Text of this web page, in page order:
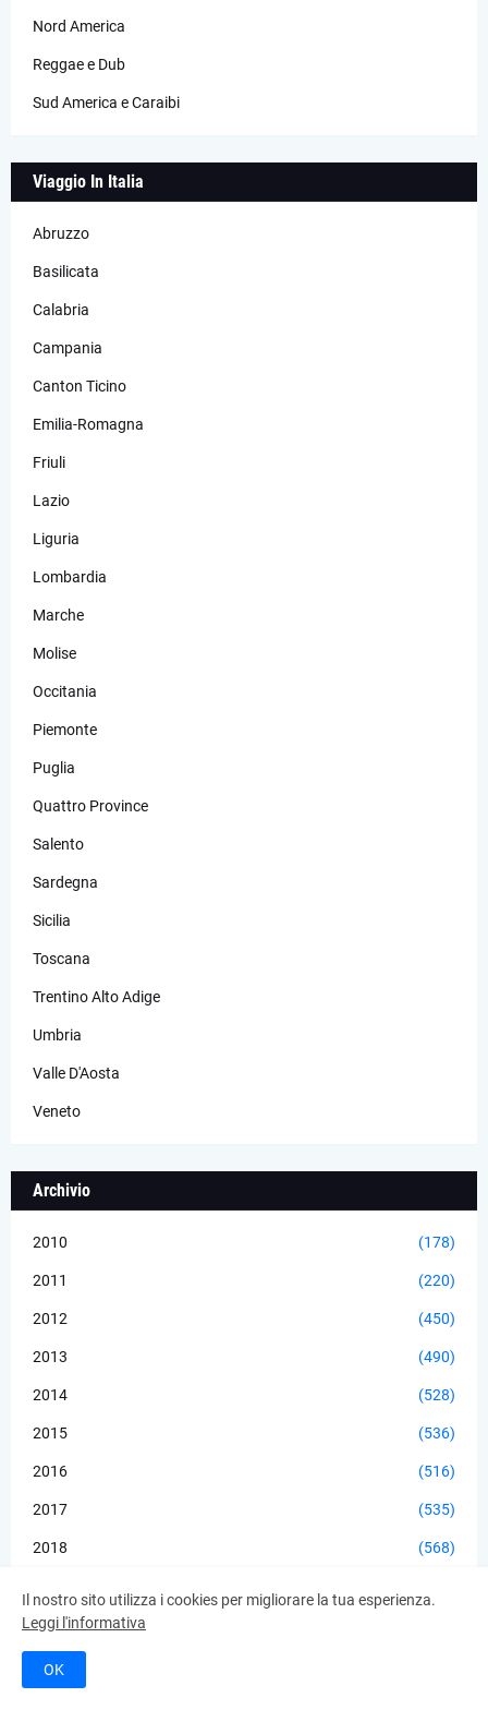
Nord America
Reggae e Dub
Sud America e Caraibi
Viaggio In Italia
Abruzzo
Basilicata
Calabria
Campania
Canton Ticino
Emilia-Romagna
Friuli
Lazio
Liguria
Lombardia
Marche
Molise
Occitania
Piemonte
Puglia
Quattro Province
Salento
Sardegna
Sicilia
Toscana
Trentino Alto Adige
Umbria
Valle D'Aosta
Veneto
Archivio
2010 (178)
2011 (220)
2012 (450)
2013 (490)
2014 (528)
2015 (536)
2016 (516)
2017 (535)
2018 (568)
2020
2021
Il nostro sito utilizza i cookies per migliorare la tua esperienza.
Leggi l'informativa
OK